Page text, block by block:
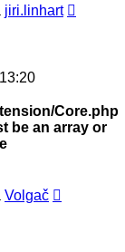
jiri.linhart
Core.php
be an array or
Volgač